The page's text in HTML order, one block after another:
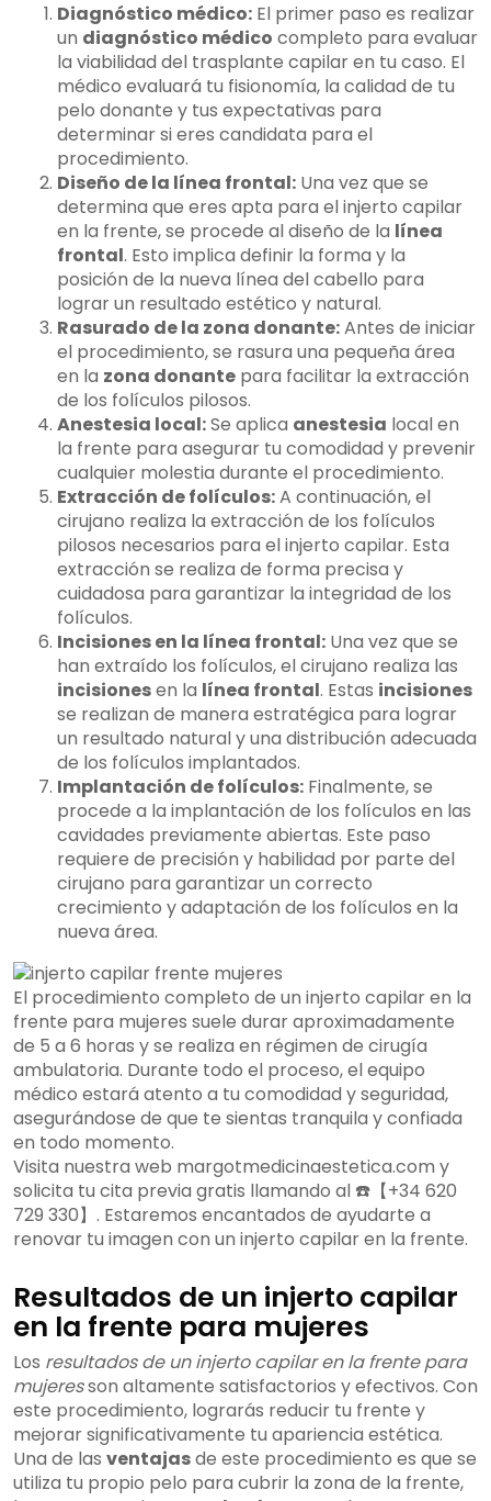
Diagnóstico médico: El primer paso es realizar
un diagnóstico médico completo para evaluar
la viabilidad del trasplante capilar en tu caso. El
médico evaluará tu fisionomía, la calidad de tu
pelo donante y tus expectativas para
determinar si eres candidata para el
procedimiento.
Diseño de la línea frontal: Una vez que se
determina que eres apta para el injerto capilar
en la frente, se procede al diseño de la línea
frontal. Esto implica definir la forma y la
posición de la nueva línea del cabello para
lograr un resultado estético y natural.
Rasurado de la zona donante:Antes de iniciar
el procedimiento, se rasura una pequeña área
en la zona donante para facilitar la extracción
de los folículos pilosos.
Anestesia local:Se aplica anestesia local en
la frente para asegurar tu comodidad y prevenir
cualquier molestia durante el procedimiento.
Extracción de folículos:A continuación, el
cirujano realiza la extracción de los folículos
pilosos necesarios para el injerto capilar. Esta
extracción se realiza de forma precisa y
cuidadosa para garantizar la integridad de los
folículos.
Incisiones en la línea frontal: Una vez que se
han extraído los folículos, el cirujano realiza las
incisionesen la línea frontal. Estas incisiones
se realizan de manera estratégica para lograr
un resultado natural y una distribución adecuada
de los folículos implantados.
Implantación de folículos: Finalmente, se
procede a la implantación de los folículos en las
cavidades previamente abiertas. Este paso
requiere de precisión y habilidad por parte del
cirujano para garantizar un correcto
crecimiento y adaptación de los folículos en la
nueva área.
El procedimiento completo de un injerto capilar en la
frente para mujeres suele durar aproximadamente
de 5 a 6 horas y se realiza en régimen de cirugía
ambulatoria. Durante todo el proceso, el equipo
médico estará atento a tu comodidad y seguridad,
asegurándose de que te sientas tranquila y confiada
en todo momento.
Visita nuestra web margotmedicinaestetica.com y
solicita tu cita previa gratis llamando al ☎️【+34 620
729 330】. Estaremos encantados de ayudarte a
renovar tu imagen con un injerto capilar en la frente.
Resultados de un injerto capilar
en la frente para mujeres
Los resultados de un injerto capilar en la frente para
mujeresson altamente satisfactorios y efectivos. Con
este procedimiento, lograrás reducir tu frente y
mejorar significativamente tu apariencia estética.
Una de las ventajasde este procedimiento es que se
utiliza tu propio pelo para cubrir la zona de la frente,